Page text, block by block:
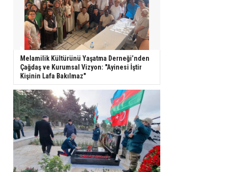
Melamilik Kültürünü Yaşatma Derneği’nden
Çağdaş ve Kurumsal Vizyon: "Ayinesi İştir
Kişinin Lafa Bakılmaz"